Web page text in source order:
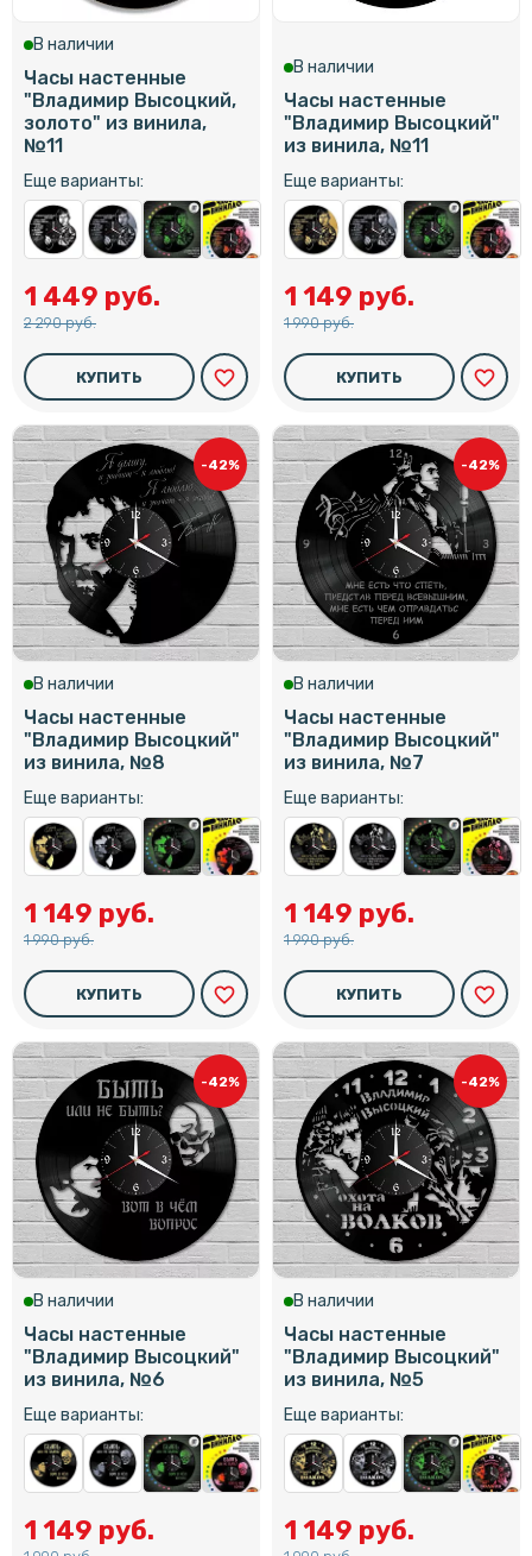
В наличии
Часы настенные
"Владимир Высоцкий,
золото" из винила,
№11
Еще варианты:
1 449 руб.
2 290 руб.
КУПИТЬ favorite_border
В наличии
Часы настенные
"Владимир Высоцкий"
из винила, №11
Еще варианты:
1 149 руб.
1 990 руб.
КУПИТЬ favorite_border
-42%
В наличии
Часы настенные
"Владимир Высоцкий"
из винила, №8
Еще варианты:
1 149 руб.
1 990 руб.
КУПИТЬ favorite_border
-42%
В наличии
Часы настенные
"Владимир Высоцкий"
из винила, №7
Еще варианты:
1 149 руб.
1 990 руб.
КУПИТЬ favorite_border
-42%
В наличии
Часы настенные
"Владимир Высоцкий"
из винила, №6
Еще варианты:
1 149 руб.
-42%
В наличии
Часы настенные
"Владимир Высоцкий"
из винила, №5
Еще варианты:
1 149 руб.